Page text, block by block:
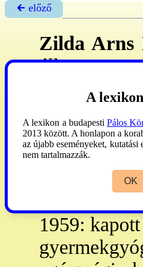
🡰 előző
Zilda Arns
áll., 1934.
Gyermek
Programjá
a 11. volt.
orvosok ill.
1959:
A
A lexikon a budapesti Pálos
2013 között. A honlapon a
az újabb eseményeket, kutatási
nem tartalmazzák.
OK